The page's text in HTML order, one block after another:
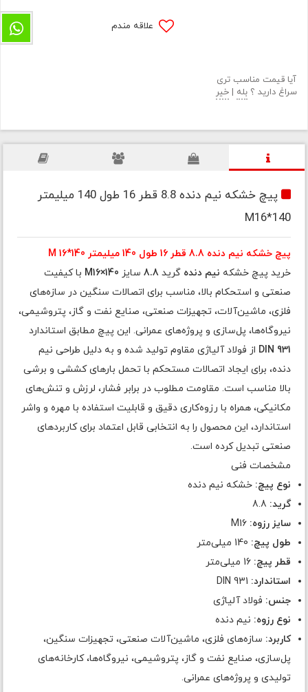
علاقه مندم
آیا قیمت مناسب تری
سراغ دارید ؟ بله | خیر
پیچ خشکه نیم دنده 8.8 قطر 16 طول 140 میلیمتر
M16*140
پیچ خشکه نیم دنده 8.8 قطر 16 طول 140 میلیمتر M 16*140
خرید پیچ خشکه نیم دنده گرید 8.8 سایز M16×140 با کیفیت
صنعتی و استحکام بالا، مناسب برای اتصالات سنگین در سازه‌های
فلزی، ماشین‌آلات، تجهیزات صنعتی، صنایع نفت و گاز، پتروشیمی،
نیروگاه‌ها، پل‌سازی و پروژه‌های عمرانی. این پیچ مطابق استاندارد
DIN 931 از فولاد آلیاژی مقاوم تولید شده و به دلیل طراحی نیم
دنده، برای ایجاد اتصالات مستحکم با تحمل بارهای کششی و برشی
بالا مناسب است. مقاومت مطلوب در برابر فشار، لرزش و تنش‌های
مکانیکی، همراه با رزوه‌کاری دقیق و قابلیت استفاده با مهره و واشر
استاندارد، این محصول را به انتخابی قابل اعتماد برای کاربردهای
صنعتی تبدیل کرده است.
مشخصات فنی
نوع پیچ: خشکه نیم دنده
گرید:
سایز رزوه: M16
طول پیچ:
قطر پیچ: 16 میلی‌متر
استاندارد:
جنس: فولاد آلیاژی
نوع رزوه: نیم دنده
کاربرد: سازه‌های فلزی، ماشین‌آلات صنعتی، تجهیزات سنگین،
پل‌سازی، صنایع نفت و گاز، پتروشیمی، نیروگاه‌ها، کارخانه‌های
تولیدی و پروژه‌های عمرانی.